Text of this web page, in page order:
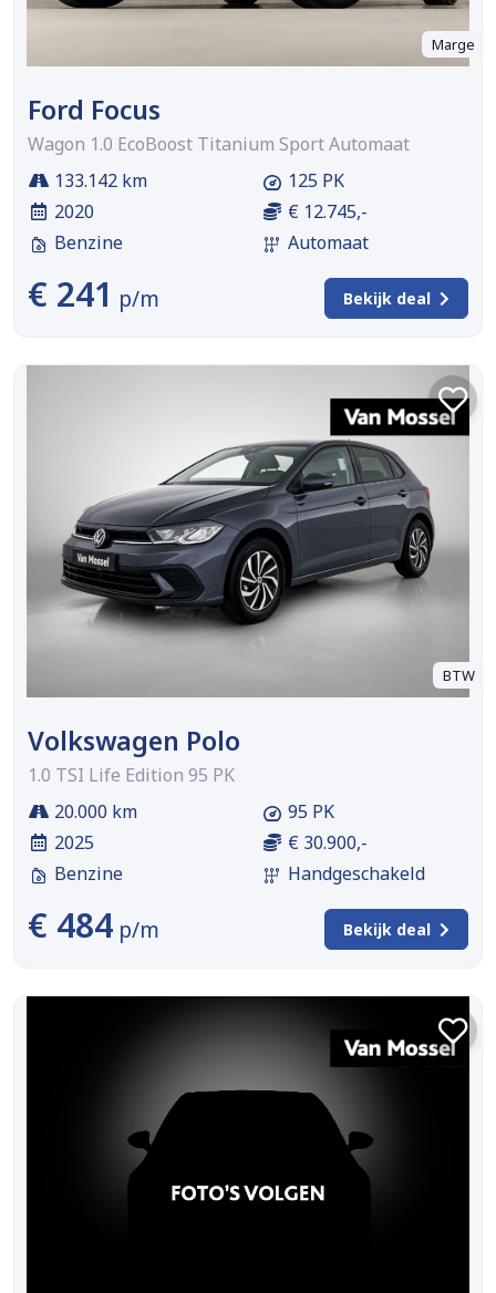
Marge
Ford Focus
Wagon 1.0 EcoBoost Titanium Sport Automaat
133.142 km
2020
Benzine
125 PK
€ 12.745,-
Automaat
€ 241 p/m Bekijk deal
BTW
Volkswagen Polo
1.0 TSI Life Edition 95 PK
20.000 km
2025
Benzine
95 PK
€ 30.900,-
Handgeschakeld
€ 484 p/m Bekijk deal